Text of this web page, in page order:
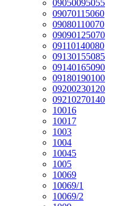
09050095055
09070115060
09080110070
09090125070
09110140080
09130155085
09140165090
09180190100
09200230120
09210270140
10016
10017
1003
1004
10045
1005
10069
10069/1
10069/2